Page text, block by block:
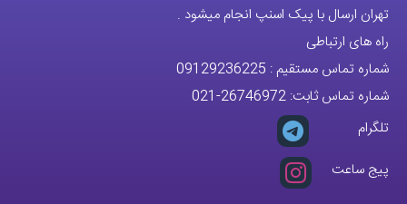
تهران ارسال با پیک اسنپ انجام میشود .
راه های ارتباطی
شماره تماس مستقیم : 09129236225
شماره تماس ثابت: 26746972
-021
تلگرام
پیج ساعت